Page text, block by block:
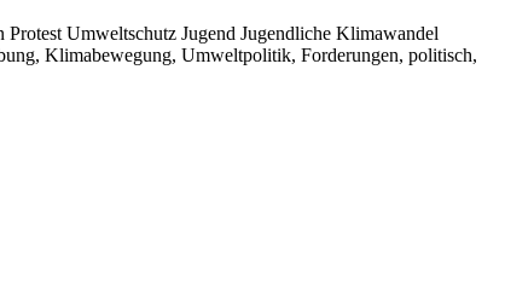
Umweltschutz Jugend Jugendliche Klimawandel
Klimabewegung, Umweltpolitik, Forderungen, politisch,